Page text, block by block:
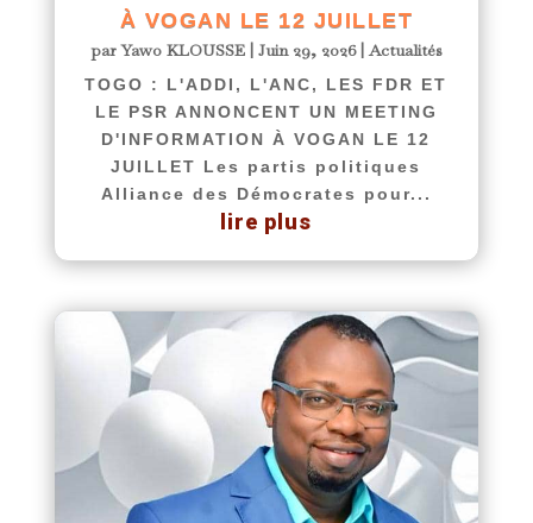
À VOGAN LE 12 JUILLET
parYawo KLOUSSE| Juin 29, 2026|Actualités
TOGO : L'ADDI, L'ANC, LES FDR ET
LE PSR ANNONCENT UN MEETING
D'INFORMATION À VOGAN LE 12
JUILLET Les partis politiques
Alliance des Démocrates pour...
lire plus